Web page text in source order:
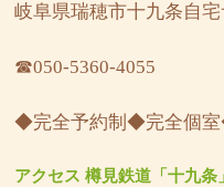
岐阜県瑞穂市十九条自
☎︎050-5360-4055
◆完全予約制◆完全個
アクセス 樽見鉄道「十九条